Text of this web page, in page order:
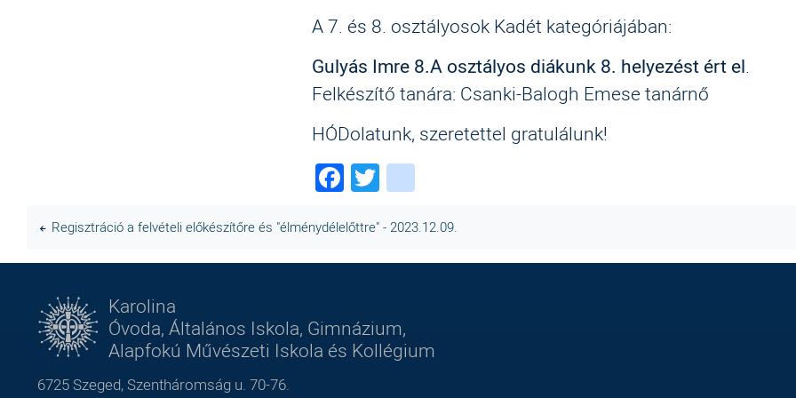
A 7. és 8. osztályosok Kadét kategóriájában:
Gulyás Imre 8.A osztályos diákunk 8. helyezést ért el.
Felkészítő tanára: Csanki-Balogh Emese tanárnő
HÓDolatunk, szeretettel gratulálunk!
Facebook
Twitter
Regisztráció a felvételi előkészítőre és "élménydélelőttre" - 2023.12.09.
Karolina
Óvoda, Általános Iskola, Gimnázium,
Alapfokú Művészeti Iskola és Kollégium
6725 Szeged, Szentháromság u. 70-76.